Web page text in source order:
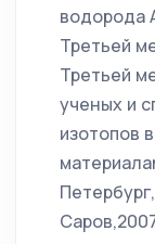
водорода
Третьей
Третьей
ученых и
изотопов